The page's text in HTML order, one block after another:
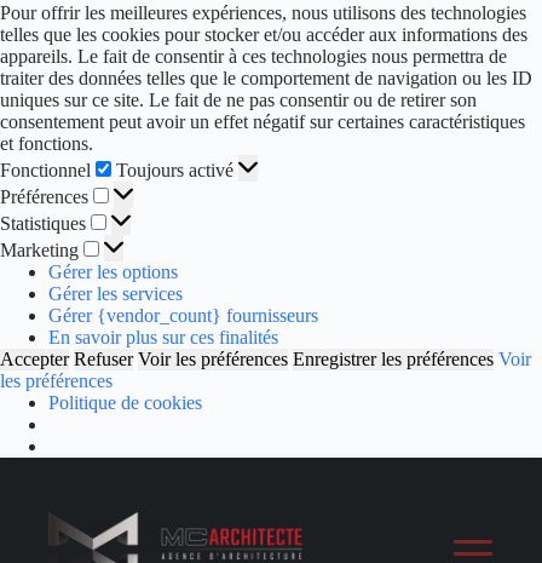
Pour offrir les meilleures expériences, nous utilisons des technologies
telles que les cookies pour stocker et/ou accéder aux informations des
appareils. Le fait de consentir à ces technologies nous permettra de
traiter des données telles que le comportement de navigation ou les ID
uniques sur ce site. Le fait de ne pas consentir ou de retirer son
consentement peut avoir un effet négatif sur certaines caractéristiques
et fonctions.
Fonctionnel
Fonctionnel
Toujours activé
Préférences
Préférences
Statistiques Statistiques
Marketing Marketing
Gérer les options
Gérer les services
Gérer {vendor_count} fournisseurs
En savoir plus sur ces finalités
Accepter Refuser Voir les préférences Enregistrer les préférences Voir
les préférences
Politique de cookies